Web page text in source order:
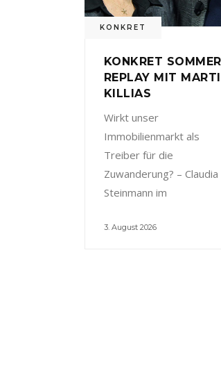
KONKRET
KONKRET SOMMER
REPLAY MIT
KILLIAS
Wirkt unser
Immobilienmarkt als
Treiber für die
Zuwanderung? – Claudia
Steinmann im
3. August 2026